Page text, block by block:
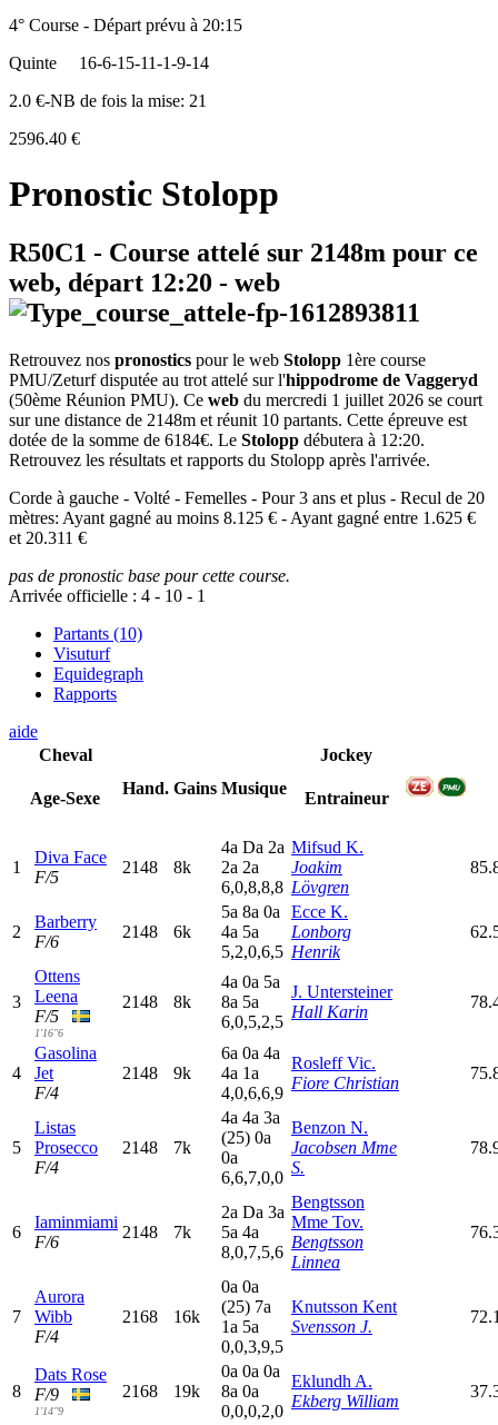
4° Course - Départ prévu à 20:15
Quinte
16-6-15-11-1-9-14
2.0 €-NB de fois la mise: 21
2596.40 €
Pronostic Stolopp
R50C1 - Course attelé sur 2148m pour ce
web, départ 12:20 - web
Retrouvez nos pronostics pour le web Stolopp 1ère course
PMU/Zeturf disputée au trot attelé sur l'hippodrome de Vaggeryd
(50ème Réunion PMU). Ce web du mercredi 1 juillet 2026 se court
sur une distance de 2148m et réunit 10 partants. Cette épreuve est
dotée de la somme de 6184€. Le Stolopp débutera à 12:20.
Retrouvez les résultats et rapports du Stolopp après l'arrivée.
Corde à gauche - Volté - Femelles - Pour 3 ans et plus - Recul de 20
mètres: Ayant gagné au moins 8.125 € - Ayant gagné entre 1.625 €
et 20.311 €
pas de pronostic base pour cette course.
Arrivée officielle : 4 - 10 - 1
Partants (10)
Visuturf
Equidegraph
Rapports
aide
Cheval
Age-Sexe
Hand. Gains Musique
Jockey
Entraineur
1
Diva Face
F/5
2148 8k
4a Da 2a
2a 2a
6,0,8,8,8
Mifsud K.
Joakim
Lövgren
2
Barberry
F/6
2148 6k
5a 8a 0a
4a 5a
5,2,0,6,5
Ecce K.
Lonborg
Henrik
3
Ottens
Leena
F/5
1'16"6
2148 8k
4a 0a 5a
8a 5a
6,0,5,2,5
J. Untersteiner
Hall Karin
4
Gasolina
Jet
F/4
2148 9k
6a 0a 4a
4a 1a
4,0,6,6,9
Rosleff Vic.
Fiore Christian
5
Listas
Prosecco
F/4
2148 7k
4a 4a 3a
(25) 0a
0a
6,6,7,0,0
Benzon N.
Jacobsen Mme
S.
6
Iaminmiami
F/6
2148 7k
2a Da 3a
5a 4a
8,0,7,5,6
Bengtsson
Mme Tov.
Bengtsson
Linnea
7
Aurora
Wibb
F/4
2168 16k
0a 0a
(25) 7a
1a 5a
0,0,3,9,5
Knutsson Kent
Svensson J.
8
Dats Rose
F/9
1'14"9
2168 19k
0a 0a 0a
8a 0a
0,0,0,2,0
Eklundh A.
Ekberg William